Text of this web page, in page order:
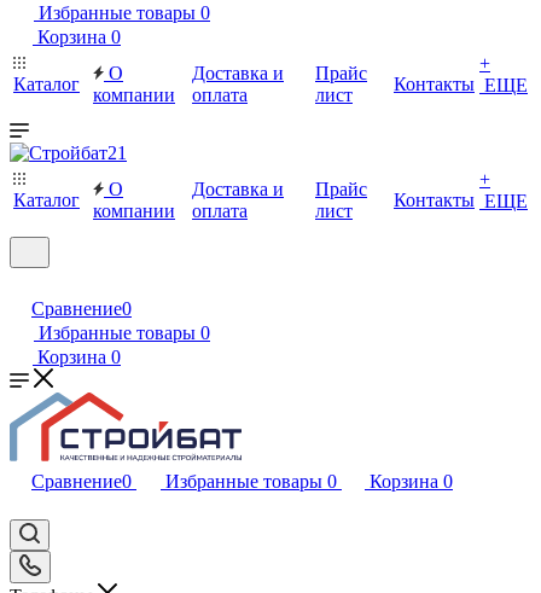
Избранные товары 0
Корзина 0
Каталог
О
компании
Доставка и
оплата
Прайс
лист
Контакты
+
ЕЩЕ
Каталог
О
компании
Доставка и
оплата
Прайс
лист
Контакты
+
ЕЩЕ
Сравнение0
Избранные товары 0
Корзина 0
Сравнение0 Избранные товары 0 Корзина 0